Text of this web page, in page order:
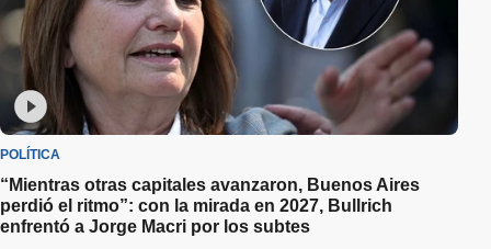
POLÍTICA
“Mientras otras capitales avanzaron, Buenos Aires
perdió el ritmo”: con la mirada en 2027, Bullrich
enfrentó a Jorge Macri por los subtes